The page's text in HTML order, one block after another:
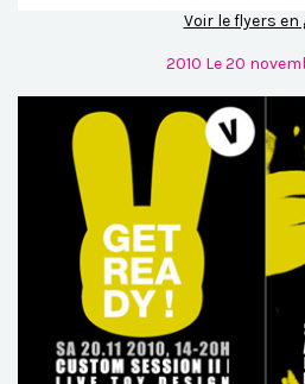
Voir le flyers en
2010 Le 20